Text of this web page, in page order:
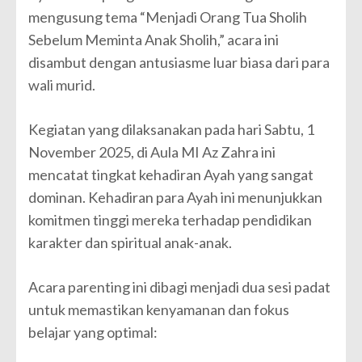
mengusung tema “Menjadi Orang Tua Sholih
Sebelum Meminta Anak Sholih,” acara ini
disambut dengan antusiasme luar biasa dari para
wali murid.
Kegiatan yang dilaksanakan pada hari Sabtu, 1
November 2025, di Aula MI Az Zahra ini
mencatat tingkat kehadiran Ayah yang sangat
dominan. Kehadiran para Ayah ini menunjukkan
komitmen tinggi mereka terhadap pendidikan
karakter dan spiritual anak-anak.
Acara parenting ini dibagi menjadi dua sesi padat
untuk memastikan kenyamanan dan fokus
belajar yang optimal: